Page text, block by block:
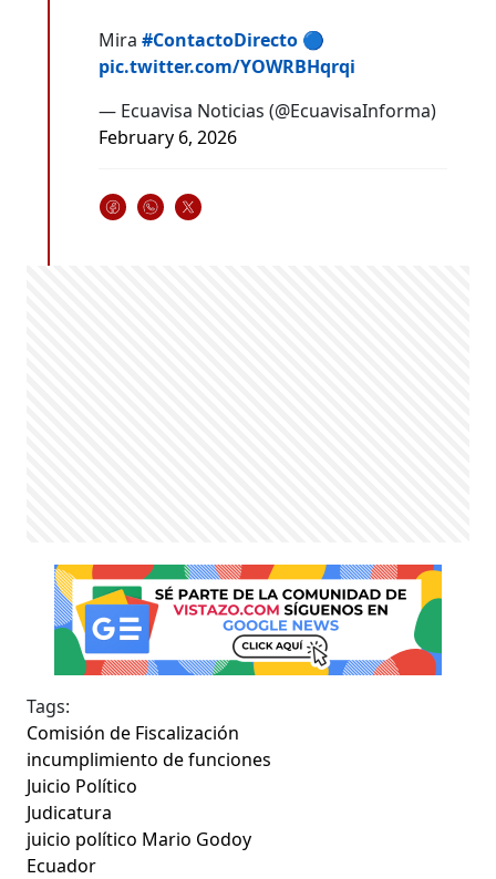
Mira#ContactoDirecto 🔵
pic.twitter.com/YOWRBHqrqi
— Ecuavisa Noticias (@EcuavisaInforma)
February 6, 2026
Tags:
Comisión de Fiscalización
incumplimiento de funciones
Juicio Político
Judicatura
juicio político Mario Godoy
Ecuador